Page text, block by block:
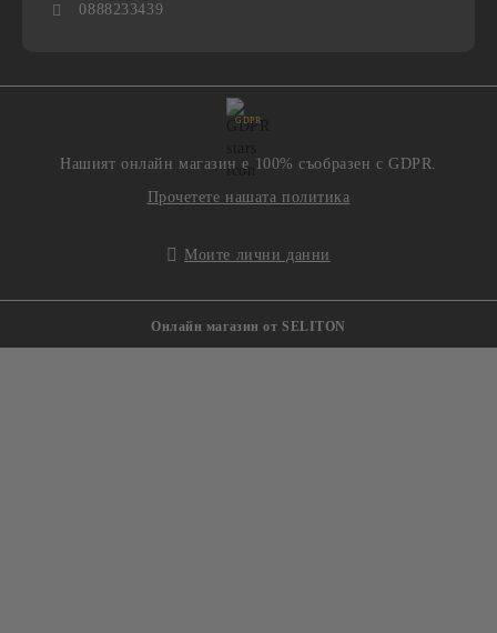
0888233439
GDPR
Нашият онлайн магазин е 100% съобразен с GDPR.
Прочетете нашата политика
Моите лични данни
Онлайн магазин от SELITON